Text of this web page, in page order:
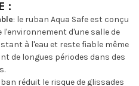
:
: le ruban Aqua Safe est conçu
l'environnement d'une salle de
à l'eau et reste fiable même
de longues périodes dans des
réduit le risque de glissades